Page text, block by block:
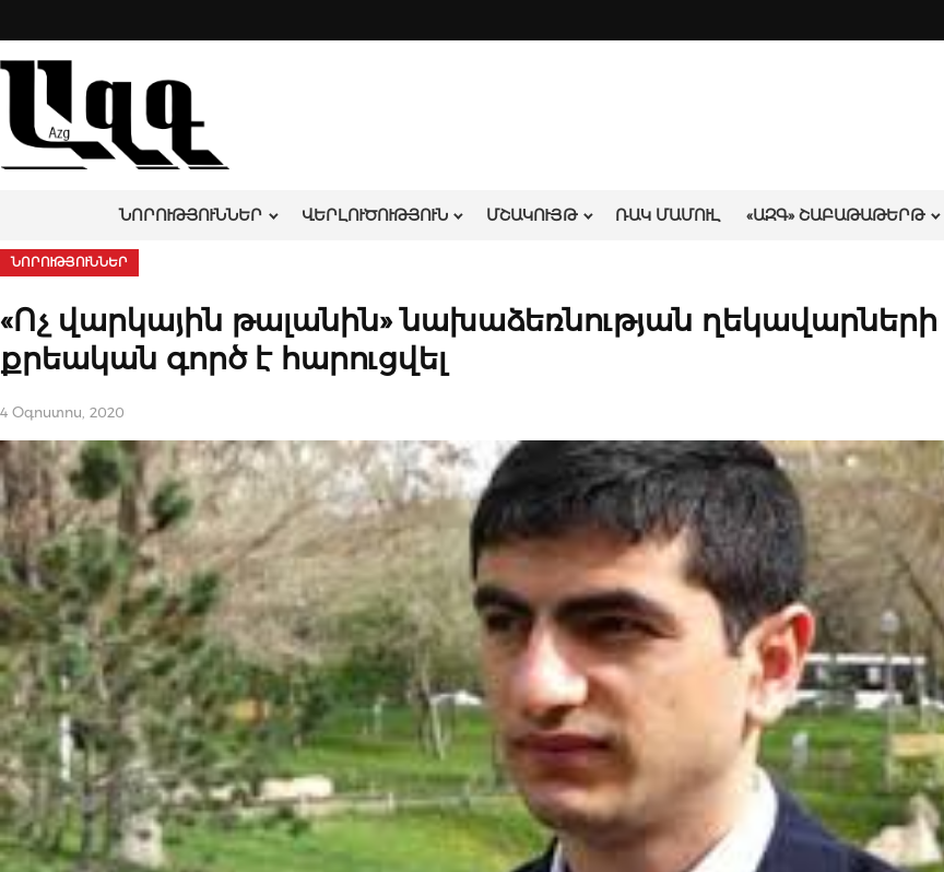
to
content
ՆՈՐՈՒԹՅՈՒՆՆԵՐ ՎԵՐԼՈՒԾՈՒԹՅՈՒՆ ՄՇԱԿՈՒՅԹ ՌԱԿ ՄԱՄՈՒԼ «ԱԶԳ» ՇԱԲԱԹԱԹԵՐԹ
ՆՈՐՈՒԹՅՈՒՆՆԵՐ
«Ոչ վարկային թալանին» նախաձեռնության
քրեական գործ է հարուցվել
4 Օգոստոս, 2020